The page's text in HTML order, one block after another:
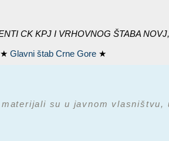
CK KPJ I VRHOVNOG ŠTABA
★Glavni štab Crne Gore ★
su u javnom vlasništvu,